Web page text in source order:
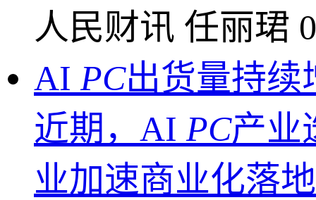
人民财讯 任丽珺
AI PC出货量持续
近期，AI PC产业
业加速商业化落